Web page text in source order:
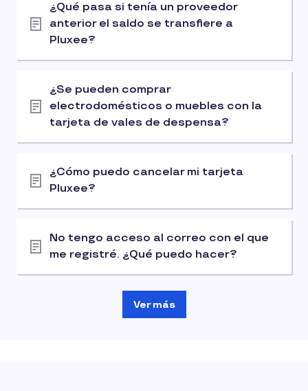
¿Qué pasa si tenía un proveedor
anterior el saldo se transfiere a
Pluxee?
¿Se pueden comprar
electrodomésticos o muebles con la
tarjeta de vales de despensa?
¿Cómo puedo cancelar mi tarjeta
Pluxee?
No tengo acceso al correo con el que
me registré. ¿Qué puedo hacer?
Ver más